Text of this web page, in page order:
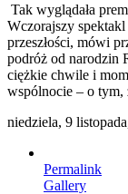
Tak wyglądała
Wczorajszy
przeszłości, mówi
podróż od narodzin
ciężkie chwile i
wspólnocie – o
niedziela, 9
Permalink
Gallery